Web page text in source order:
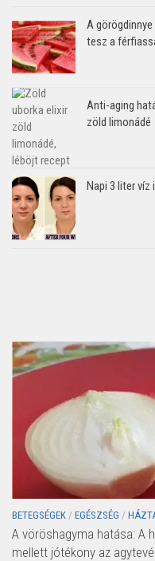
A
tesz a
Anti-aging
zöld limonádé
Napi 3 liter víz
BETEGSÉGEK / EGÉSZSÉG /
A vöröshagyma hatása: A
mellett jótékony az